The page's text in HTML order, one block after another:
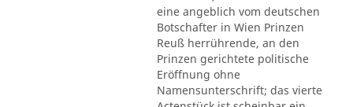
eine angeblich vom deutschen
Botschafter in Wien Prinzen
Reuß herrührende, an den
Prinzen gerichtete politische
Eröffnung ohne
Namensunterschrift; das vierte